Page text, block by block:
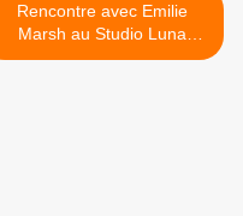
Rencontre avec Emilie
Marsh au Studio Luna
Rossa afin d’en apprendre